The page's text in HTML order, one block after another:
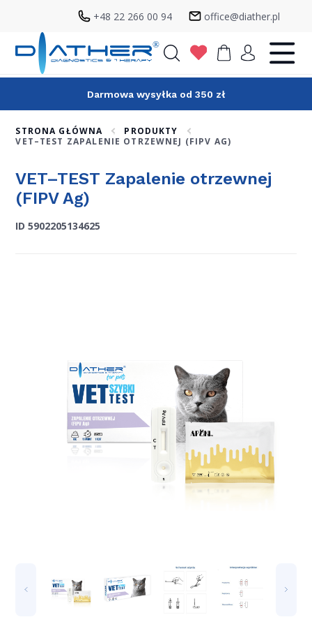
+48 22 266 00 94 office@diather.pl
Darmowa wysyłka od 350 zł
STRONA GŁÓWNA
PRODUKTY
VET–TEST ZAPALENIE OTRZEWNEJ (FIPV AG)
VET–TEST Zapalenie otrzewnej
(FIPV Ag)
ID 5902205134625